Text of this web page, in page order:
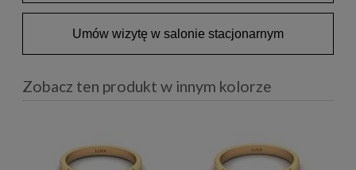
Umów wizytę w salonie stacjonarnym
Zobacz ten produkt w innym kolorze